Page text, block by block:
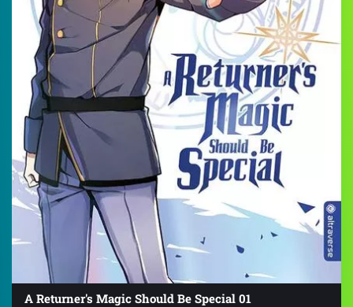
A Returner's Magic Should Be Special 01